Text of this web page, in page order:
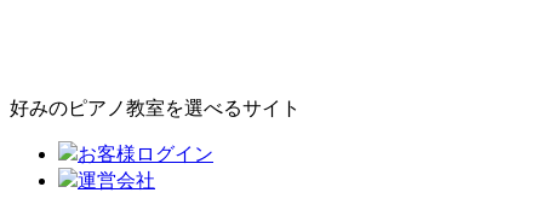
好みのピアノ教室を選べるサイト
お客様ログイン
運営会社